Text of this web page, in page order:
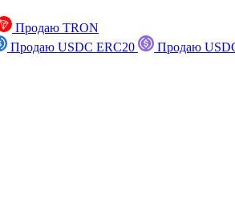
Продаю TRON
Продаю USDC ERC20
Продаю